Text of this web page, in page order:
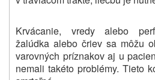
Krvácanie, vredy alebo
žalúdka alebo čriev sa môžu
varovných príznakov aj u
nemali takéto problémy. Tieto